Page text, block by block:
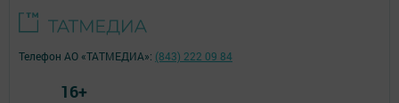
Телефон АО «ТАТМЕДИА»: (843) 222 09 84
16+